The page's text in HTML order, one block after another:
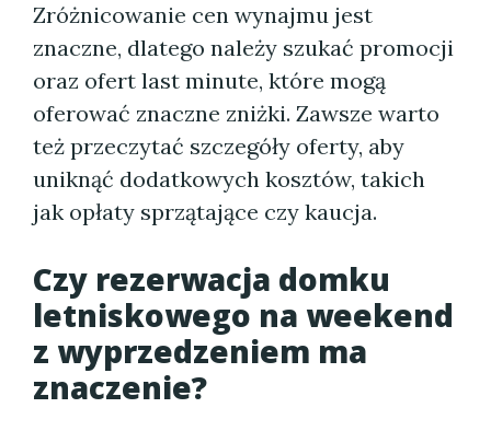
Zróżnicowanie cen wynajmu jest
znaczne, dlatego należy szukać promocji
oraz ofert last minute, które mogą
oferować znaczne zniżki. Zawsze warto
też przeczytać szczegóły oferty, aby
uniknąć dodatkowych kosztów, takich
jak opłaty sprzątające czy kaucja.
Czy rezerwacja domku
letniskowego na weekend
z wyprzedzeniem ma
znaczenie?